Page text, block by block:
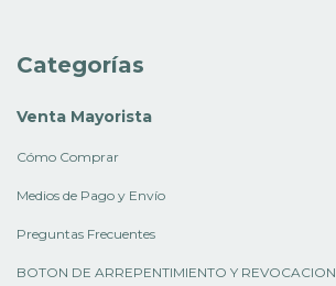
Categorías
Venta Mayorista
Cómo Comprar
Medios de Pago y Envío
Preguntas Frecuentes
BOTON DE ARREPENTIMIENTO Y REVOCACION